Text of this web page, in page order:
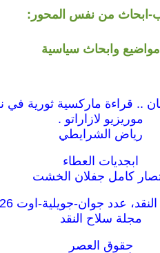
ابحاث من نفس المحور:
مواضيع وابحاث سياسية
.. قراءة ماركسية ثورية في
موريزيو لازاراتو .
رياض الشرايطي
ابجديات العطاء
كامل جفلان الخشت
عدد جوان-جويلية-اوت 2026
مجلة سلاح النقد
حقوق العصر